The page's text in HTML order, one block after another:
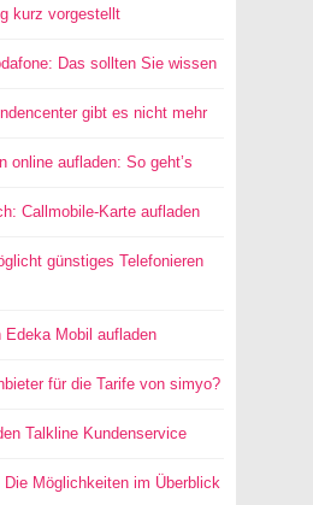
kurz vorgestellt
Das sollten Sie wissen
gibt es nicht mehr
online aufladen: So geht’s
Callmobile-Karte aufladen
günstiges Telefonieren
Edeka Mobil aufladen
für die Tarife von simyo?
Talkline Kundenservice
Möglichkeiten im Überblick